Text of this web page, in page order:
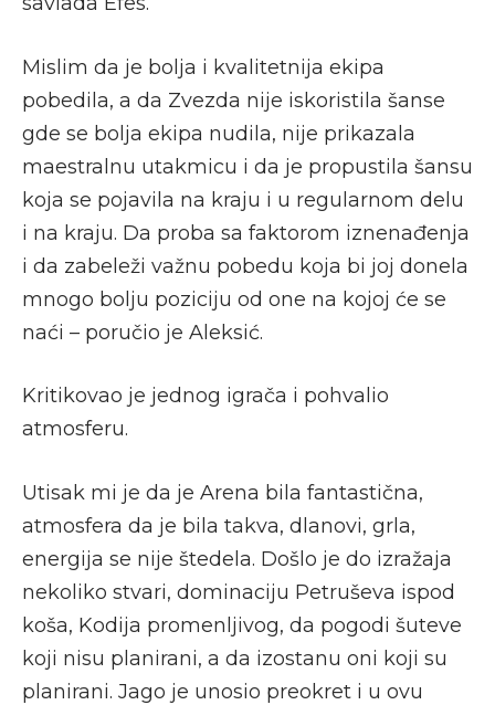
Mislim da je bolja i kvalitetnija ekipa
pobedila, a da Zvezda nije iskoristila šanse
gde se bolja ekipa nudila, nije prikazala
maestralnu utakmicu i da je propustila šansu
koja se pojavila na kraju i u regularnom delu
i na kraju. Da proba sa faktorom iznenađenja
i da zabeleži važnu pobedu koja bi joj donela
mnogo bolju poziciju od one na kojoj će se
naći – poručio je Aleksić.
Kritikovao je jednog igrača i pohvalio
atmosferu.
Utisak mi je da je Arena bila fantastična,
atmosfera da je bila takva, dlanovi, grla,
energija se nije štedela. Došlo je do izražaja
nekoliko stvari, dominaciju Petruševa ispod
koša, Kodija promenljivog, da pogodi šuteve
koji nisu planirani, a da izostanu oni koji su
planirani. Jago je unosio preokret i u ovu